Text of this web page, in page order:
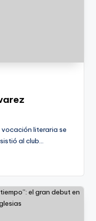
vocación literaria se
al club…